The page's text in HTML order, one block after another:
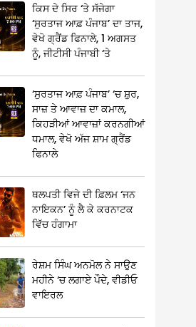
ਕਿਸ ਦੇ ਸਿਰ ‘ਤੇ ਸੱਜੇਗਾ
‘ਸੁਰਤਾਜ ਆਫ਼ ਪੰਜਾਬ’ ਦਾ ਤਾਜ,
ਵੇਖੋ ਗ੍ਰੈਂਡ ਫਿਨਾਲੇ, 1 ਅਗਸਤ
ਨੂੰ, ਜੀਟੀਸੀ ਪੰਜਾਬੀ ‘ਤੇ
‘ਸੁਰਤਾਜ ਆਫ਼ ਪੰਜਾਬ’ ‘ਚ ਸ਼ੁਰ,
ਸਾਜ਼ ਤੇ ਆਵਾਜ਼ ਦਾ ਕਮਾਲ,
ਕਿਹੜੀਆਂ ਆਵਾਜ਼ਾਂ ਕਰਨਗੀਆਂ
ਧਮਾਲ, ਵੇਖੋ ਅੱਜ ਸ਼ਾਮ ਗ੍ਰੈਂਡ
ਫਿਨਾਲੇ
ਥਲਪਤੀ ਵਿਜੇ ਦੀ ਫ਼ਿਲਮ ‘ਜਨ
ਨਾਇਕਨ’ ਨੂੰ ਲੈ ਕੇ ਕਰਨਾਟਕ
ਵਿੱਚ ਹੰਗਾਮਾ
ਰੇਸ਼ਮ ਸਿੰਘ ਅਨਮੋਲ ਨੇ ਸਾਉਣ
ਮਹੀਨੇ ‘ਚ ਲਗਾਏ ਪੌਦੇ, ਵੀਡੀਓ
ਵਾਇਰਲ